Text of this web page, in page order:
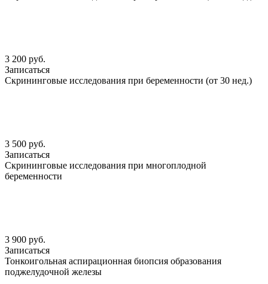
3 200 руб.
Записаться
Скрининговые исследования при беременности (от 30 нед.)
3 500 руб.
Записаться
Скрининговые исследования при многоплодной
беременности
3 900 руб.
Записаться
Тонкоигольная аспирационная биопсия образования
поджелудочной железы